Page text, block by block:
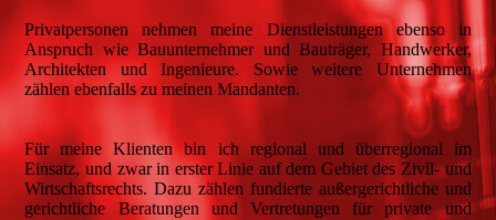
Privatpersonen nehmen meine Dienstleistungen ebenso in
Anspruch wie Bauunternehmer und Bauträger, Handwerker,
Architekten und Ingenieure. Sowie weitere Unternehmen
zählen ebenfalls zu meinen Mandanten.
Für meine Klienten bin ich regional und überregional im
Einsatz, und zwar in erster Linie auf dem Gebiet des Zivil- und
Wirtschaftsrechts. Dazu zählen fundierte außergerichtliche und
gerichtliche Beratungen und Vertretungen für private und